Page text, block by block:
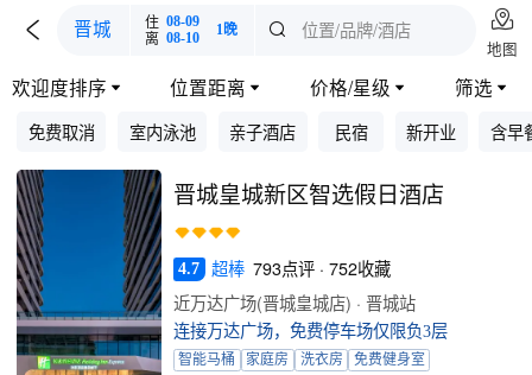
 晋城 住 08-09
离 08-10 1晚  位置/品牌/酒店 
地图
欢迎度排序  位置距离  价格/星级  筛选 
免费取消 室内泳池 亲子酒店 民宿 新开业 含早
晋城皇城新区智选假日酒店
4.7 超棒 793点评 · 752收藏
近万达广场(晋城皇城店) · 晋城站
连接万达广场，免费停车场仅限负3层
智能马桶 家庭房 洗衣房
免费健身室